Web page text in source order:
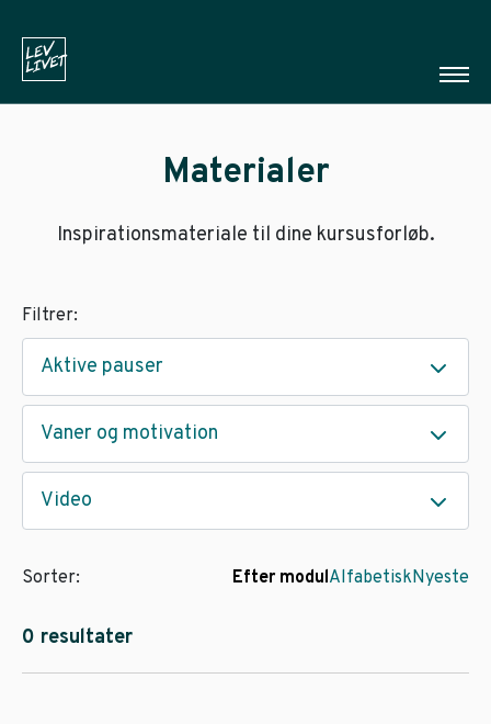
Materialer
Inspirationsmateriale til dine kursusforløb.
Filtrer:
Aktive pauser
Vaner og motivation
Video
0 resultater
Sorter: Efter modulAlfabetiskNyeste